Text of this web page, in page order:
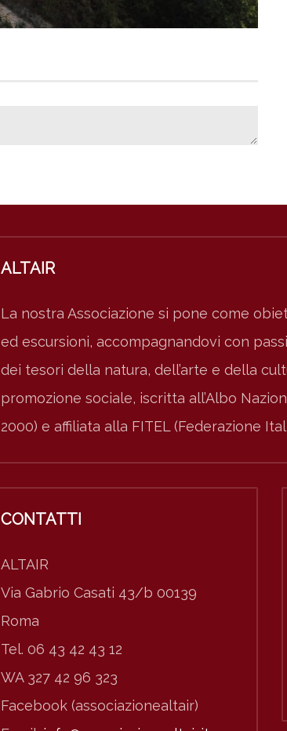
ALTAIR
La nostra Associazione si pone come
ed escursioni, accompagnandovi con
dei tesori della natura, dell’arte e della
promozione sociale, iscritta all’Albo
2000) e affiliata alla FITEL (Federazione
CONTATTI
ALTAIR
Via Gabrio Casati 43/b 00139
Roma
Tel. 06 43 42 43 12
WA 327 42 96 323
Facebook (associazionealtair)